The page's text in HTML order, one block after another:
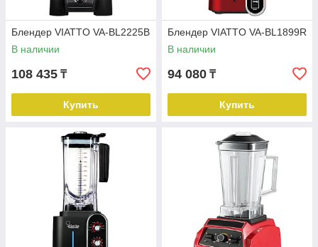
Блендер VIATTO VA-BL2225B
В наличии
108 435 ₸
Купить
Блендер VIATTO VA-BL1899R
В наличии
94 080 ₸
Купить